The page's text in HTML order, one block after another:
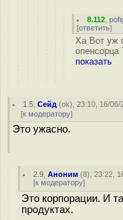
8.112 ,
[ответить]
Ха Вот уж
показать
1.5 ,Сейд (ok), 23:10, 16/06/
[к модератору]
Это ужасно.
2.9 ,Аноним (8), 23:22,
[к модератору]
Это корпорации. И
продуктах.